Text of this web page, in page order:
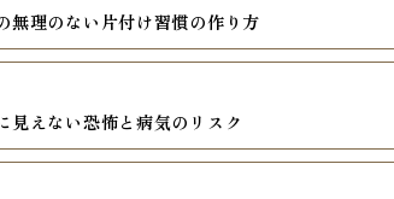
無理のない片付け習慣の作り方
見えない恐怖と病気のリスク